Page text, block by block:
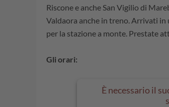
Riscone e anche San Vigilio di
Valdaora anche in treno. Arrivati in
per la stazione a monte. Prestate
Gli orari:
È necessario il